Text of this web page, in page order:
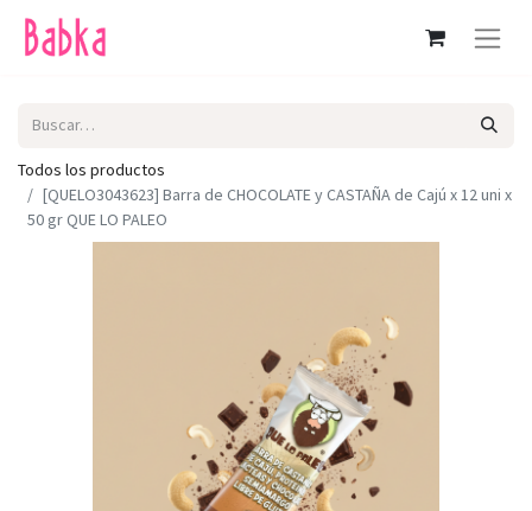
Todos los productos
[QUELO3043623] Barra de CHOCOLATE y CASTAÑA de Cajú x 12 uni x
50 gr QUE LO PALEO